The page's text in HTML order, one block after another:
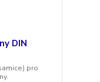
DIN
pro